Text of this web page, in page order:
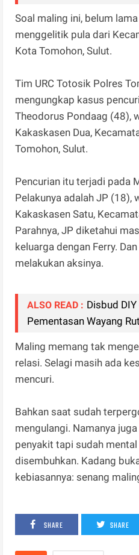
Soal maling ini, belum
menggelitik pula dari
Kota Tomohon, Sulut.
Tim URC Totosik Polres
mengungkap kasus
Theodorus Pondaag (48),
Kakaskasen Dua,
Tomohon, Sulut.
Pencurian itu terjadi pada
Pelakunya adalah JP (18),
Kakaskasen Satu,
Parahnya, JP diketahui
keluarga dengan Ferry.
melakukan aksinya.
ALSO READ : Disbud
Pementasan Wayang
Maling memang tak
relasi. Selagi masih ada
mencuri.
Bahkan saat sudah
mengulangi. Namanya
penyakit tapi sudah
disembuhkan. Kadang
kebiasannya: senang
SHARE SHARE